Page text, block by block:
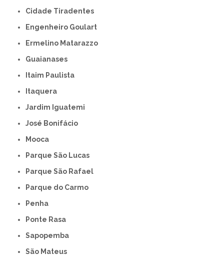
Cidade Tiradentes
Engenheiro Goulart
Ermelino Matarazzo
Guaianases
Itaim Paulista
Itaquera
Jardim Iguatemi
José Bonifácio
Mooca
Parque São Lucas
Parque São Rafael
Parque do Carmo
Penha
Ponte Rasa
Sapopemba
São Mateus